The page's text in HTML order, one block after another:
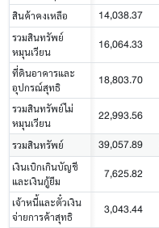
สินค้าคงเหลือ 14,038.37
รวมสินทรัพย์
หมุนเวียน
16,064.33
ที่ดินอาคารและ
อุปกรณ์สุทธิ
18,803.70
รวมสินทรัพย์ไม่
หมุนเวียน
22,993.56
รวมสินทรัพย์ 39,057.89
เงินเบิกเกินบัญชี
และเงินกู้ยืม
7,625.82
เจ้าหนี้และตั๋วเงิน
จ่ายการค้าสุทธิ
3,043.44